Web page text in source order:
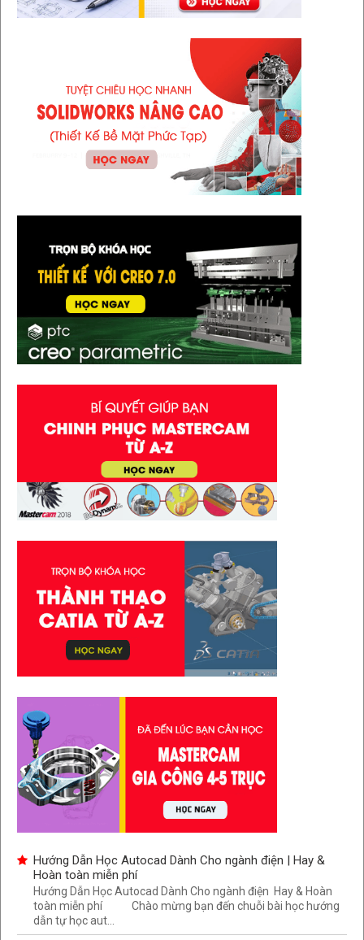
Hướng Dẫn Học Autocad Dành Cho ngành điện | Hay &
Hoàn toàn miễn phí
Hướng Dẫn Học Autocad Dành Cho ngành điện Hay & Hoàn
toàn miễn phí Chào mừng bạn đến chuỗi bài học hướng
dẫn tự học aut...